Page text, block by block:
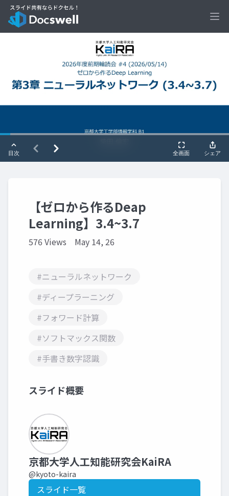
【ゼロから作るDeap
Learning】3.4~3.7
576 Views May 14, 26
#ニューラルネットワーク
#ディープラーニング
#フォワード計算
#ソフトマックス関数
#手書き数字認識
スライド概要
京都大学人工知能研究会KaiRA
@kyoto-kaira
スライド一覧